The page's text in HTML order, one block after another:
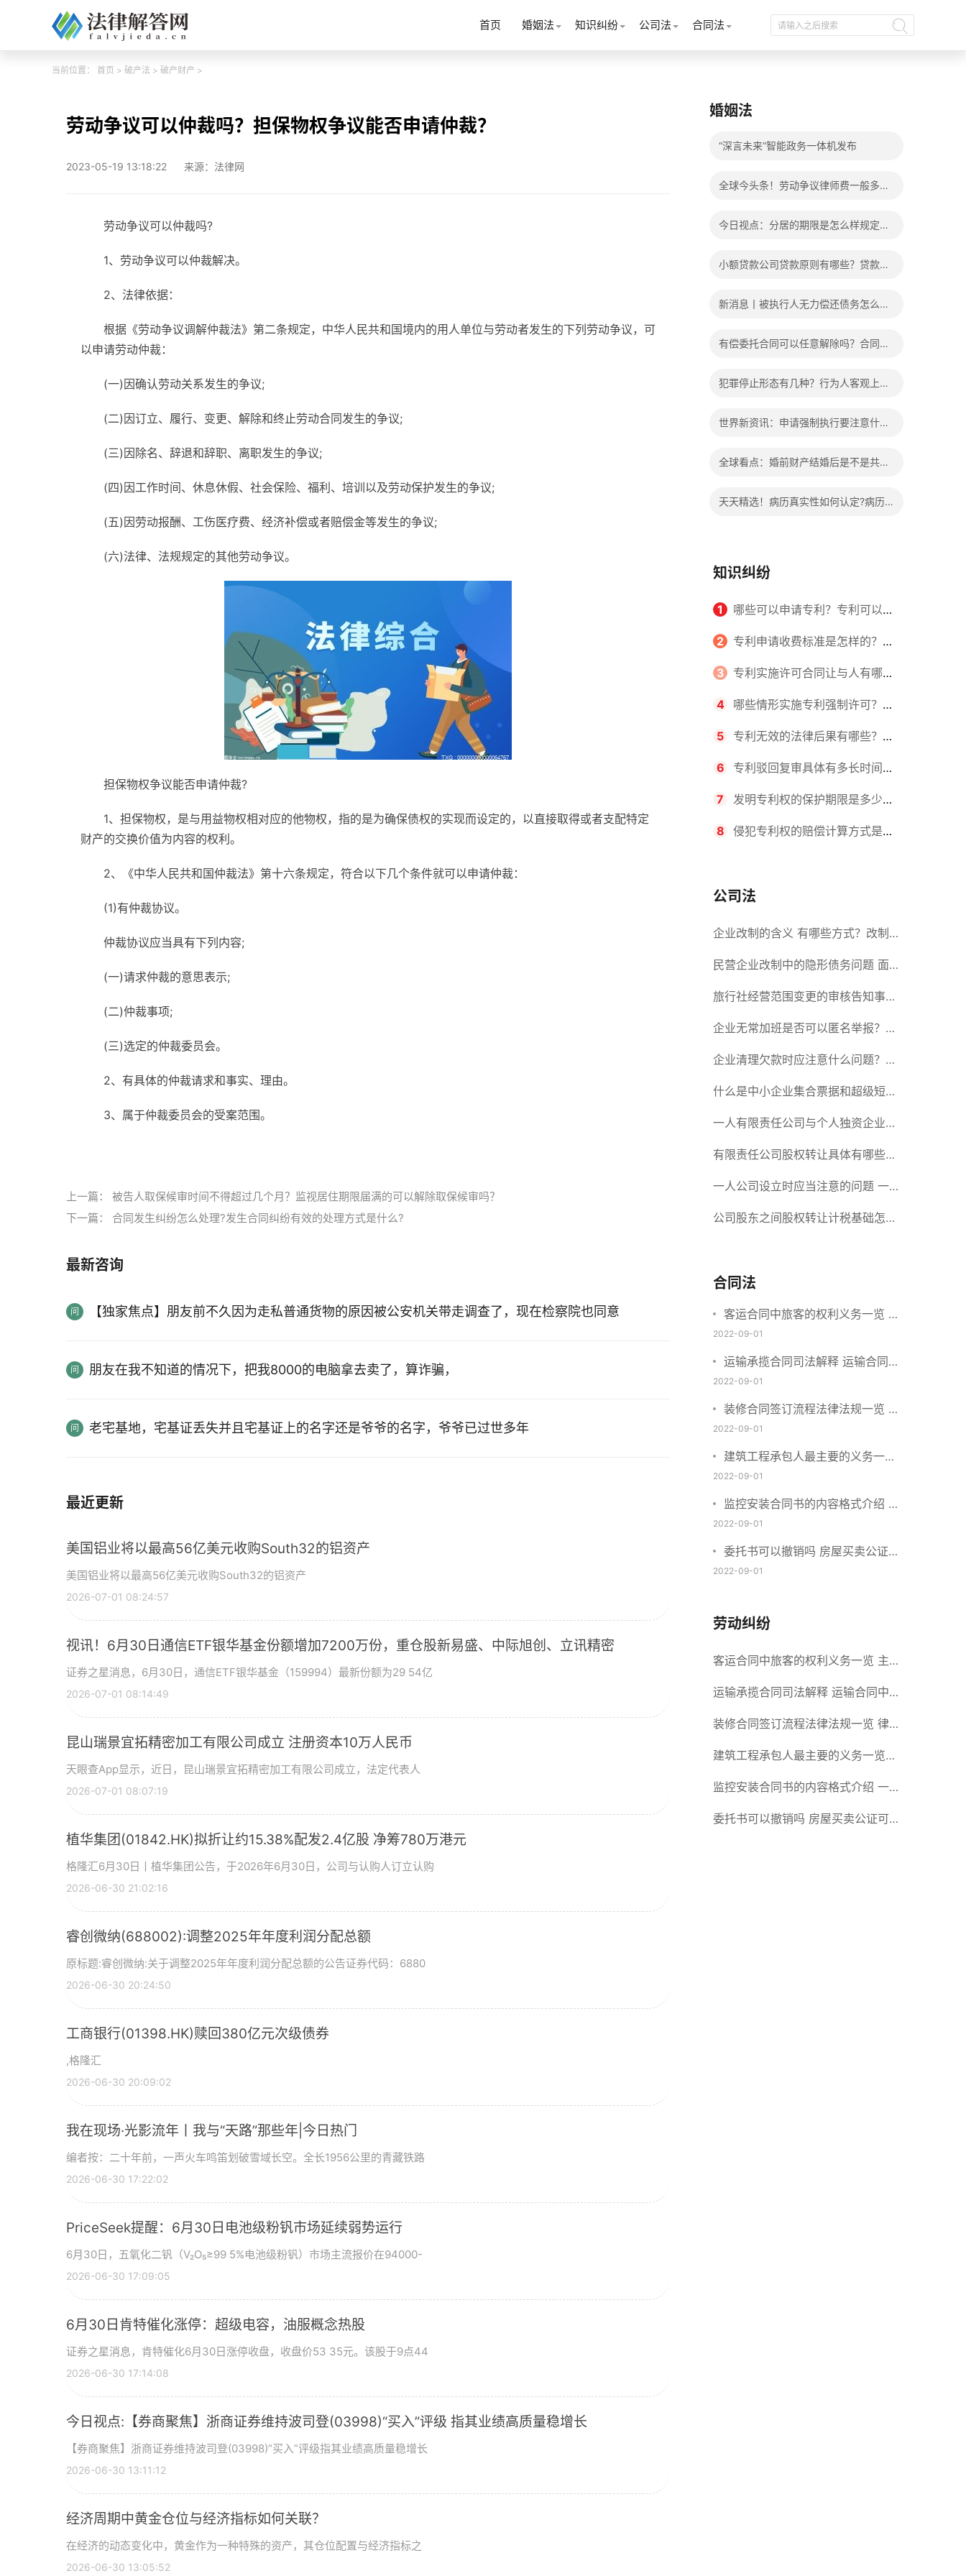
首页 婚姻法 知识纠纷 公司法 合同法
当前位置： 首页 > 破产法 > 破产财产 >
劳动争议可以仲裁吗？担保物权争议能否申请仲裁？
2023-05-19 13:18:22 来源：法律网
劳动争议可以仲裁吗?
1、劳动争议可以仲裁解决。
2、法律依据：
根据《劳动争议调解仲裁法》第二条规定，中华人民共和国境内的用人单位与劳动者发生的下列劳动争议，可
以申请劳动仲裁：
(一)因确认劳动关系发生的争议;
(二)因订立、履行、变更、解除和终止劳动合同发生的争议;
(三)因除名、辞退和辞职、离职发生的争议;
(四)因工作时间、休息休假、社会保险、福利、培训以及劳动保护发生的争议;
(五)因劳动报酬、工伤医疗费、经济补偿或者赔偿金等发生的争议;
(六)法律、法规规定的其他劳动争议。
担保物权争议能否申请仲裁?
1、担保物权，是与用益物权相对应的他物权，指的是为确保债权的实现而设定的，以直接取得或者支配特定
财产的交换价值为内容的权利。
2、《中华人民共和国仲裁法》第十六条规定，符合以下几个条件就可以申请仲裁：
(1)有仲裁协议。
仲裁协议应当具有下列内容;
(一)请求仲裁的意思表示;
(二)仲裁事项;
(三)选定的仲裁委员会。
2、有具体的仲裁请求和事实、理由。
3、属于仲裁委员会的受案范围。
上一篇： 被告人取保候审时间不得超过几个月？监视居住期限届满的可以解除取保候审吗？
下一篇： 合同发生纠纷怎么处理?发生合同纠纷有效的处理方式是什么?
最新咨询
【独家焦点】朋友前不久因为走私普通货物的原因被公安机关带走调查了，现在检察院也同意
朋友在我不知道的情况下，把我8000的电脑拿去卖了，算诈骗，
老宅基地，宅基证丢失并且宅基证上的名字还是爷爷的名字，爷爷已过世多年
最近更新
美国铝业将以最高56亿美元收购South32的铝资产
美国铝业将以最高56亿美元收购South32的铝资产
2026-07-01 08:24:57
视讯！6月30日通信ETF银华基金份额增加7200万份，重仓股新易盛、中际旭创、立讯精密
证券之星消息，6月30日，通信ETF银华基金（159994）最新份额为29 54亿
2026-07-01 08:14:49
昆山瑞景宜拓精密加工有限公司成立 注册资本10万人民币
天眼查App显示，近日，昆山瑞景宜拓精密加工有限公司成立，法定代表人
2026-07-01 08:07:19
植华集团(01842.HK)拟折让约15.38%配发2.4亿股 净筹780万港元
格隆汇6月30日丨植华集团公告，于2026年6月30日，公司与认购人订立认购
2026-06-30 21:02:16
睿创微纳(688002):调整2025年年度利润分配总额
原标题:睿创微纳:关于调整2025年年度利润分配总额的公告证券代码：6880
2026-06-30 20:24:50
工商银行(01398.HK)赎回380亿元次级债券
,格隆汇
2026-06-30 20:09:02
我在现场·光影流年丨我与“天路”那些年|今日热门
编者按：二十年前，一声火车鸣笛划破雪域长空。全长1956公里的青藏铁路
2026-06-30 17:22:02
PriceSeek提醒：6月30日电池级粉钒市场延续弱势运行
6月30日，五氧化二钒（V₂O₅≥99 5%电池级粉钒）市场主流报价在94000-
2026-06-30 17:09:05
6月30日肯特催化涨停：超级电容，油服概念热股
证券之星消息，肯特催化6月30日涨停收盘，收盘价53 35元。该股于9点44
2026-06-30 17:14:08
今日视点:【券商聚焦】浙商证券维持波司登(03998)“买入”评级 指其业绩高质量稳增长
【券商聚焦】浙商证券维持波司登(03998)“买入”评级指其业绩高质量稳增长
2026-06-30 13:11:12
经济周期中黄金仓位与经济指标如何关联？
在经济的动态变化中，黄金作为一种特殊的资产，其仓位配置与经济指标之
2026-06-30 13:05:52
婚姻法
“深言未来”智能政务一体机发布
全球今头条！劳动争议律师费一般多少
今日视点：分居的期限是怎么样规定
小额贷款公司贷款原则有哪些？贷款不
新消息丨被执行人无力偿还债务怎么
有偿委托合同可以任意解除吗？合同无
犯罪停止形态有几种？行为人客观上实
世界新资讯：申请强制执行要注意什么
全球看点：婚前财产结婚后是不是共同
天天精选！病历真实性如何认定?病历
知识纠纷
1 哪些可以申请专利？专利可以同
时多个人一起申请吗？
2 专利申请收费标准是怎样的？申
请不同类型的专利所需要的钱不同
3 专利实施许可合同让与人有哪些
主要义务？专利实施许可合同与专利
许可合同有什么区别？
4 哪些情形实施专利强制许可？专
利强制许可的前提条件是什么？
5 专利无效的法律后果有哪些？专
利的无效情形有哪些？
6 专利驳回复审具体有多长时间？
哪些情况下专利申请可能被驳回？
7 发明专利权的保护期限是多少
年？非专利发明人是否有专利申请
8 侵犯专利权的赔偿计算方式是什
间？
公司法
企业改制的含义 有哪些方式？改制
后国企员工属于什么性质？
民营企业改制中的隐形债务问题 面
对隐形债务问题应该如何解决？
旅行社经营范围变更的审核告知事项
旅游业的发展现状和趋势
企业无常加班是否可以匿名举报？强
制加班公司没有加班费怎么办？
企业清理欠款时应注意什么问题？企
业短期借款需要注意哪些事项？
什么是中小企业集合票据和超级短期
融资券？一起来了解一下吧！
一人有限责任公司与个人独资企业的
区别 这些知识你都知道吗？
有限责任公司股权转让具体有哪些形
式？来了解下这五种形式
一人公司设立时应当注意的问题 一
人公司的特征
公司股东之间股权转让计税基础怎么
合什么要件？
合同法
客运合同中旅客的权利义务一览 主
要包括这些内容
2022-09-01
运输承揽合同司法解释 运输合同中
承运人的义务有哪些
2022-09-01
装修合同签订流程法律法规一览 律
师解答
2022-09-01
建筑工程承包人最主要的义务一览
承包合同内容介绍
2022-09-01
监控安装合同书的内容格式介绍 一
般包括这些条款
2022-09-01
委托书可以撤销吗 房屋买卖公证可
否撤销
2022-09-01
劳动纠纷
客运合同中旅客的权利义务一览 主
要包括这些内容
运输承揽合同司法解释 运输合同中
承运人的义务有哪些
装修合同签订流程法律法规一览 律
师解答
建筑工程承包人最主要的义务一览
承包合同内容介绍
监控安装合同书的内容格式介绍 一
般包括这些条款
委托书可以撤销吗 房屋买卖公证可